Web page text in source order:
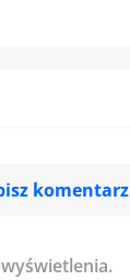
komentarz